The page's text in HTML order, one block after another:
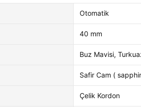
Otomatik
40 mm
Buz Mavisi,
Safir Cam (
Çelik Kordon